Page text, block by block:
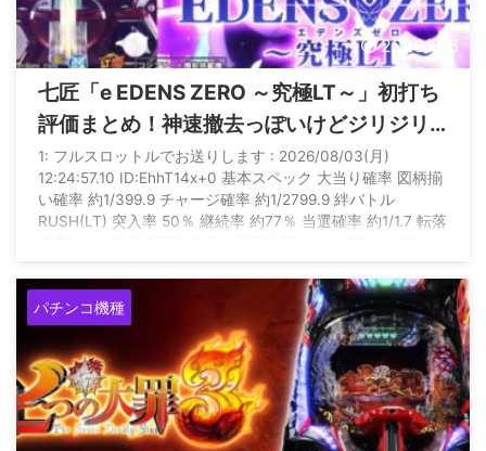
2026/8/6
七匠「e EDENS ZERO ～究極LT～」初打ち
評価まとめ！神速撤去っぽいけどジリジリ
人気出る機種ってあったか？
1: フルスロットルでお送りします : 2026/08/03(月)
12:24:57.10 ID:EhhT14x+0 基本スペック 大当り確率 図柄揃
い確率 約1/399.9 チャージ確率 約1/2799.9 絆バトル
RUSH(LT) 突入率 50％ 継続率 約77％ 当選確率 約1/1.7 転落
1/4.2 継続回数 転落or実質次回まで 賞球数 1＆5＆ ...
パチンコ機種